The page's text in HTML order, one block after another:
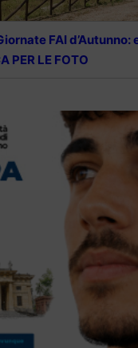
FAI d’Autunno:
PER LE FOTO